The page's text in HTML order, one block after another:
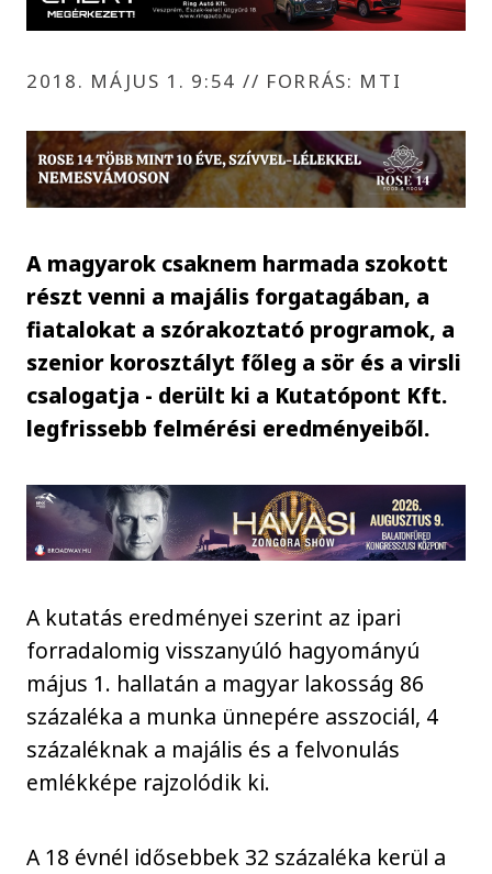
2018. MÁJUS 1. 9:54 // FORRÁS: MTI
A magyarok csaknem harmada szokott
részt venni a majális forgatagában, a
fiatalokat a szórakoztató programok, a
szenior korosztályt főleg a sör és a virsli
csalogatja - derült ki a Kutatópont Kft.
legfrissebb felmérési eredményeiből.
A kutatás eredményei szerint az ipari
forradalomig visszanyúló hagyományú
május 1. hallatán a magyar lakosság 86
százaléka a munka ünnepére asszociál, 4
százaléknak a majális és a felvonulás
emlékképe rajzolódik ki.
A 18 évnél idősebbek 32 százaléka kerül a